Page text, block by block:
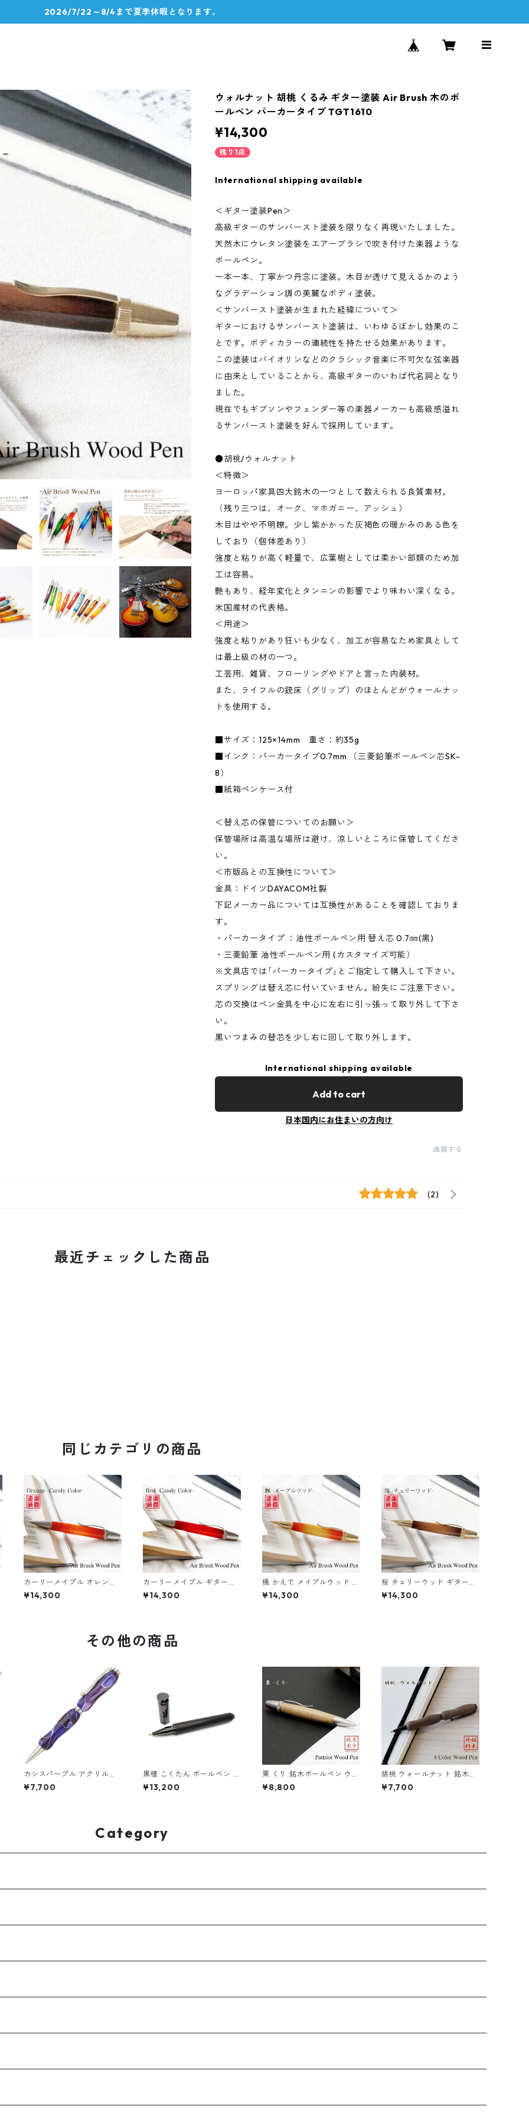
2026/7/22～8/4まで夏季休暇となります。
ウォルナット 胡桃 くるみ ギター塗装 Air Brush 木のボ
ールペン パーカータイプ TGT1610
¥14,300
残り1点
International shipping available
＜ギター塗装Pen＞
高級ギターのサンバースト塗装を限りなく再現いたしました。
天然木にウレタン塗装をエアーブラシで吹き付けた楽器ような
ボールペン。
一本一本、丁寧かつ丹念に塗装。木目が透けて見えるかのよう
なグラデーション調の美麗なボディ塗装。
＜サンバースト塗装が生まれた経緯について＞
ギターにおけるサンバースト塗装は、いわゆるぼかし効果のこ
とです。ボディカラーの連続性を持たせる効果があります。
この塗装はバイオリンなどのクラシック音楽に不可欠な弦楽器
に由来としていることから、高級ギターのいわば代名詞となり
ました。
現在でもギブソンやフェンダー等の楽器メーカーも高級感溢れ
るサンバースト塗装を好んで採用しています。
●胡桃/ウォルナット
＜特徴＞
ヨーロッパ家具四大銘木の一つとして数えられる良質素材。
（残り三つは、オーク、マホガニー、アッシュ）
木目はやや不明瞭。少し紫かかった灰褐色の暖かみのある色を
しており（個体差あり）
強度と粘りが高く軽量で、広葉樹としては柔かい部類のため加
工は容易。
艶もあり、経年変化とタンニンの影響でより味わい深くなる。
米国産材の代表格。
＜用途＞
強度と粘りがあり狂いも少なく、加工が容易なため家具として
は最上級の材の一つ。
工芸用、雑貨、フローリングやドアと言った内装材。
また、ライフルの銃床（グリップ）のほとんどがウォールナッ
トを使用する。
■サイズ：125×14mm 重さ：約35g
■インク：パーカータイプ0.7mm （三菱鉛筆ボールペン芯SK-
8）
■紙箱ペンケース付
＜替え芯の保管についてのお願い＞
保管場所は高温な場所は避け、涼しいところに保管してくださ
い。
＜市販品との互換性について＞
金具：ドイツDAYACOM社製
下記メーカー品については互換性があることを確認しておりま
す。
・パーカータイプ ：油性ボールペン用 替え芯 0.7㎜(黒)
・三菱鉛筆 油性ボールペン用 (カスタマイズ可能）
※文具店では｢パーカータイプ｣とご指定して購入して下さい。
スプリングは替え芯に付いていません。紛失にご注意下さい。
芯の交換はペン金具を中心に左右に引っ張って取り外して下さ
い。
黒いつまみの替芯を少し右に回して取り外します。
International shipping available
Add to cart
日本国内にお住まいの方向け
通報する
(2)
最近チェックした商品
同じカテゴリの商品
カーリーメイプル オレンジ
ギター塗装 Air Brush 木の
ボールペン パーカータイプ
¥14,300
カーリーメイプル ギター塗
装 Air Brush 木のボールペ
ン パーカータイプ TGT1611
¥14,300
楓 かえで メイプルウッド ギ
ター塗装 Air Brush 木のボ
ールペン パーカータイプ TG
¥14,300
桜 チェリーウッド ギター塗
装 Air Brush 木のボールペ
ン パーカータイプ TGT1610
¥14,300
その他の商品
カシスパープル アクリルペ
ン Purple TMA1600
¥7,700
黒檀 こくたん ボールペン 希
少銘木材 ローラーボールペ
ン TWB2305 マグネットキ
¥13,200
栗 くり 銘木ボールペン ウッ
ドペン 木のボールペン パー
カータイプ SP15206
¥8,800
胡桃 ウォールナット 銘木ペ
ン ウッド 木のボールペン ク
ロスタイプ TWD1601
¥7,700
Category